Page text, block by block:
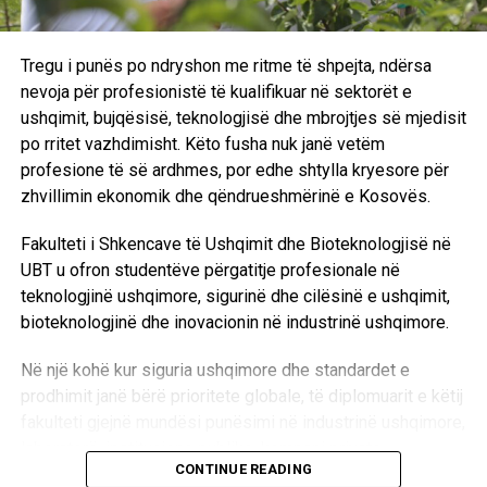
Tregu i punës po ndryshon me ritme të shpejta, ndërsa
nevoja për profesionistë të kualifikuar në sektorët e
ushqimit, bujqësisë, teknologjisë dhe mbrojtjes së mjedisit
po rritet vazhdimisht. Këto fusha nuk janë vetëm
profesione të së ardhmes, por edhe shtylla kryesore për
zhvillimin ekonomik dhe qëndrueshmërinë e Kosovës.
Fakulteti i Shkencave të Ushqimit dhe Bioteknologjisë në
UBT u ofron studentëve përgatitje profesionale në
teknologjinë ushqimore, sigurinë dhe cilësinë e ushqimit,
bioteknologjinë dhe inovacionin në industrinë ushqimore.
Në një kohë kur siguria ushqimore dhe standardet e
prodhimit janë bërë prioritete globale, të diplomuarit e këtij
laboratorë, institucione publike, kompani private,
organizata vendore dhe ndërkombëtare, si dhe në projekte
CONTINUE READING